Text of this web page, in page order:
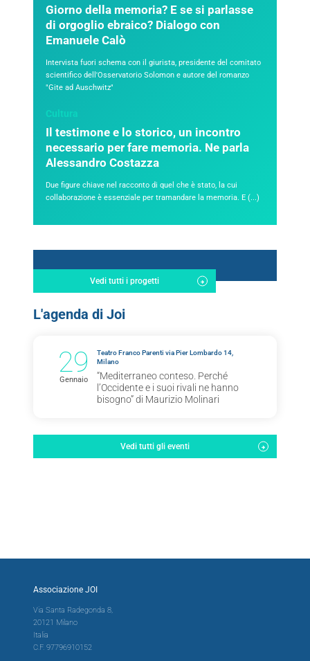
Giorno della memoria? E se si parlasse
di orgoglio ebraico? Dialogo con
Emanuele Calò
Intervista fuori schema con il giurista, presidente del comitato
scientifico dell'Osservatorio Solomon e autore del romanzo
"Gite ad Auschwitz"
Cultura
Il testimone e lo storico, un incontro
necessario per fare memoria. Ne parla
Alessandro Costazza
Due figure chiave nel racconto di quel che è stato, la cui
collaborazione è essenziale per tramandare la memoria. E (...)
Vedi tutti i progetti
L'agenda di Joi
29
Gennaio
Teatro Franco Parenti via Pier Lombardo 14,
Milano
“Mediterraneo conteso. Perché
l’Occidente e i suoi rivali ne hanno
bisogno” di Maurizio Molinari
Vedi tutti gli eventi
Associazione JOI
Via Santa Radegonda 8,
20121 Milano
Italia
C.F. 97796910152